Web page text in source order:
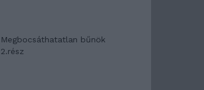
Megbocsáthatatlan bűnök
2.rész